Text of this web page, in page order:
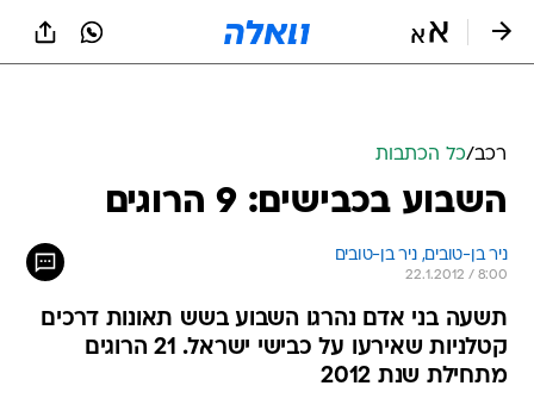
רכב/כל הכתבות
השבוע בכבישים: 9 הרוגים
ניר בן-טובים, ניר בן-טובים
22.1.2012 / 8:00
תשעה בני אדם נהרגו השבוע בשש תאונות דרכים
קטלניות שאירעו על כבישי ישראל. 21 הרוגים
מתחילת שנת 2012